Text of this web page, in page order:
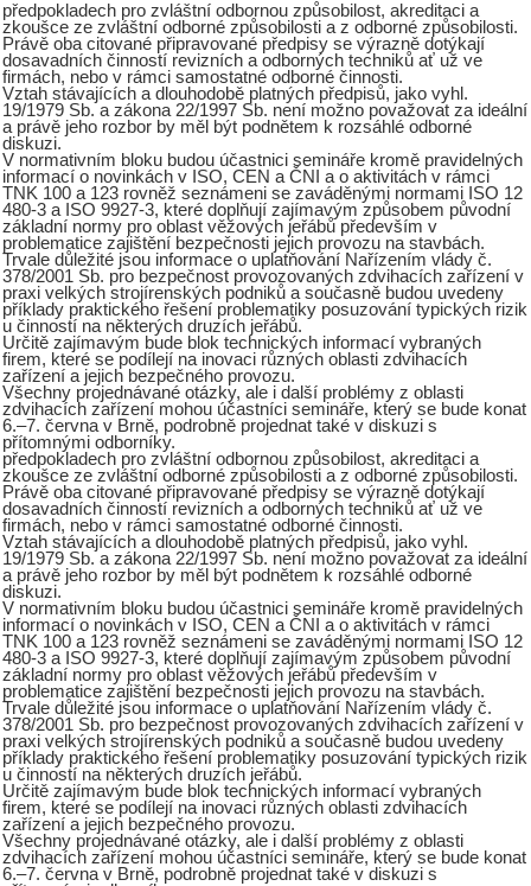
předpokladech pro zvláštní odbornou způsobilost, akreditaci a
zkoušce ze zvláštní odborné způsobilosti a z odborné způsobilosti.
Právě oba citované připravované předpisy se výrazně dotýkají
dosavadních činností revizních a odborných techniků ať už ve
firmách, nebo v rámci samostatné odborné činnosti.
Vztah stávajících a dlouhodobě platných předpisů, jako vyhl.
19/1979 Sb. a zákona 22/1997 Sb. není možno považovat za ideální
a právě jeho rozbor by měl být podnětem k rozsáhlé odborné
diskuzi.
V normativním bloku budou účastnici semináře kromě pravidelných
informací o novinkách v ISO, CEN a ČNI a o aktivitách v rámci
TNK 100 a 123 rovněž seznámeni se zaváděnými normami ISO 12
480-3 a ISO 9927-3, které doplňují zajímavým způsobem původní
základní normy pro oblast věžových jeřábů především v
problematice zajištění bezpečnosti jejich provozu na stavbách.
Trvale důležité jsou informace o uplatňování Nařízením vlády č.
378/2001 Sb. pro bezpečnost provozovaných zdvihacích zařízení v
praxi velkých strojírenských podniků a současně budou uvedeny
příklady praktického řešení problematiky posuzování typických rizik
u činností na některých druzích jeřábů.
Určitě zajímavým bude blok technických informací vybraných
firem, které se podílejí na inovaci různých oblasti zdvihacích
zařízení a jejich bezpečného provozu.
Všechny projednávané otázky, ale i další problémy z oblasti
zdvihacích zařízení mohou účastníci semináře, který se bude konat
6.–7. června v Brně, podrobně projednat také v diskuzi s
přítomnými odborníky.
předpokladech pro zvláštní odbornou způsobilost, akreditaci a
zkoušce ze zvláštní odborné způsobilosti a z odborné způsobilosti.
Právě oba citované připravované předpisy se výrazně dotýkají
dosavadních činností revizních a odborných techniků ať už ve
firmách, nebo v rámci samostatné odborné činnosti.
Vztah stávajících a dlouhodobě platných předpisů, jako vyhl.
19/1979 Sb. a zákona 22/1997 Sb. není možno považovat za ideální
a právě jeho rozbor by měl být podnětem k rozsáhlé odborné
diskuzi.
V normativním bloku budou účastnici semináře kromě pravidelných
informací o novinkách v ISO, CEN a ČNI a o aktivitách v rámci
TNK 100 a 123 rovněž seznámeni se zaváděnými normami ISO 12
480-3 a ISO 9927-3, které doplňují zajímavým způsobem původní
základní normy pro oblast věžových jeřábů především v
problematice zajištění bezpečnosti jejich provozu na stavbách.
Trvale důležité jsou informace o uplatňování Nařízením vlády č.
378/2001 Sb. pro bezpečnost provozovaných zdvihacích zařízení v
praxi velkých strojírenských podniků a současně budou uvedeny
příklady praktického řešení problematiky posuzování typických rizik
u činností na některých druzích jeřábů.
Určitě zajímavým bude blok technických informací vybraných
firem, které se podílejí na inovaci různých oblasti zdvihacích
zařízení a jejich bezpečného provozu.
Všechny projednávané otázky, ale i další problémy z oblasti
zdvihacích zařízení mohou účastníci semináře, který se bude konat
6.–7. června v Brně, podrobně projednat také v diskuzi s